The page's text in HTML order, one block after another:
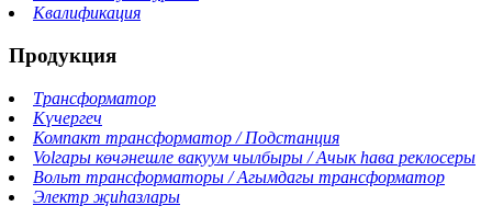
Квалификация
Продукция
Трансформатор
Күчергеч
Компакт трансформатор / Подстанция
Volгары көчәнешле вакуум чылбыры / Ачык һава реклосеры
Вольт трансформаторы / Агымдагы трансформатор
Электр җиһазлары